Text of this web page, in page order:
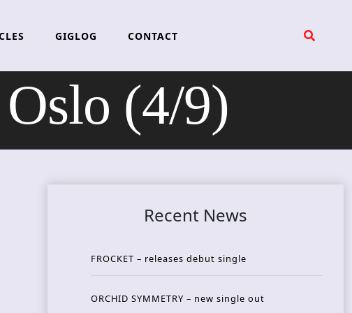
GIGLOG CONTACT
(4/9)
Recent News
FROCKET – releases debut single
ORCHID SYMMETRY – new single out